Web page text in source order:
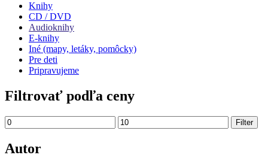
Knihy
CD / DVD
Audioknihy
E-knihy
Iné (mapy, letáky, pomôcky)
Pre deti
Pripravujeme
Filtrovať podľa ceny
Filter
Autor